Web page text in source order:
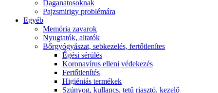
Daganatosoknak
Pajzsmirigy problémára
Egyéb
Memória zavarok
Nyugtatók, altatók
Bőrgyógyászat, sebkezelés, fertőtlenítes
É́gési sérülés
Koronavírus elleni védekezés
Fertőtlenítés
Higiéniás termékek
Szúnyog, kullancs, tetű riasztó, kezelő